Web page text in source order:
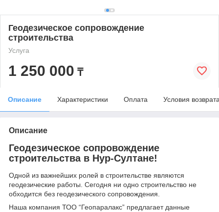
Геодезическое сопровождение
строительства
Услуга
1 250 000 ₸
Описание Характеристики Оплата Условия
Описание
Геодезическое сопровождение
строительства в Нур-Султане!
Одной из важнейших ролей в строительстве являются
геодезические работы. Сегодня ни одно строительство не
обходится без геодезического сопровождения.
Наша компания ТОО “Геопаралакс” предлагает данные